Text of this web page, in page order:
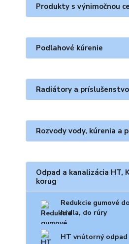
Produkty s výnimočnou
Podlahové kúrenie
Radiátory a príslušenstvo
Rozvody vody, kúrenia a
Odpad a kanalizácia HT,
korug
Redukcie gumové do
hrdla, do rúry
HT vnútorný odpad